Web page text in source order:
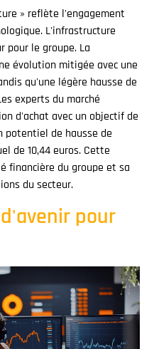
» reflète l'engagement
L'infrastructure
pour le groupe. La
évolution mitigée avec une
qu'une légère hausse de
experts du marché
d'achat avec un objectif de
potentiel de hausse de
de 10,44 euros. Cette
financière du groupe et sa
du secteur.
pour